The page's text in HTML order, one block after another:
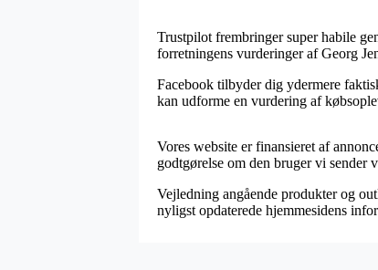
Trustpilot frembringer super habile
forretningens vurderinger af Georg
Facebook tilbyder dig ydermere
kan udforme en vurdering af
Vores website er finansieret af
godtgørelse om den bruger vi sender
Vejledning angående produkter og
nyligst opdaterede hjemmesidens